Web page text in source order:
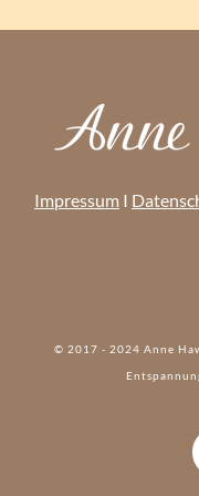
Impressum I
© 2017 - 2024 Anne